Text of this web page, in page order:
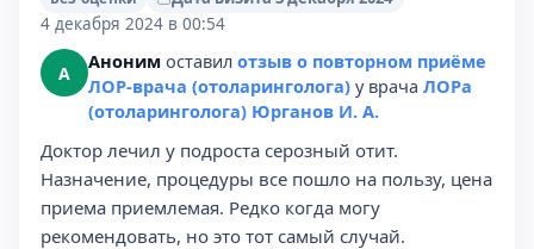
4 декабря 2024 в 00:54
А Аноним оставил отзыв о повторном приёме
ЛОР-врача (отоларинголога) у врача ЛОРа
(отоларинголога) Юрганов И. А.
Доктор лечил у подроста серозный отит.
Назначение, процедуры все пошло на пользу, цена
приема приемлемая. Редко когда могу
рекомендовать, но это тот самый случай.